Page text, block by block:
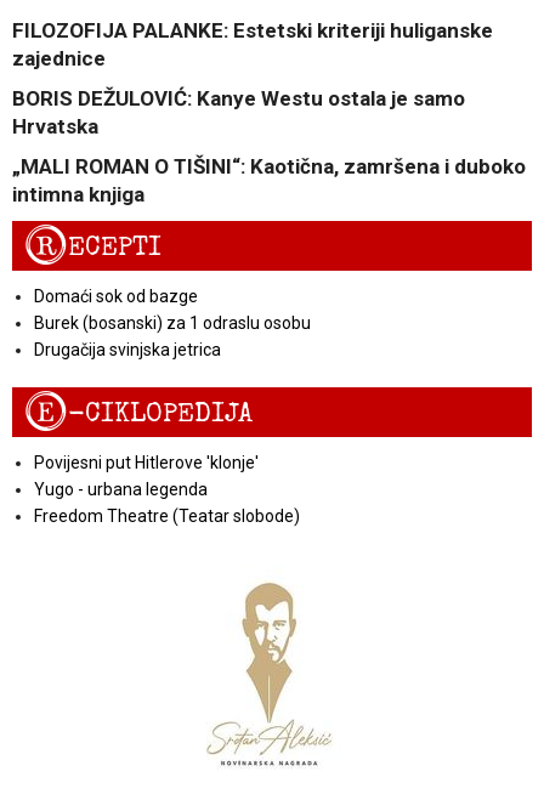
FILOZOFIJA PALANKE: Estetski kriteriji huliganske
zajednice
BORIS DEŽULOVIĆ: Kanye Westu ostala je samo
Hrvatska
„MALI ROMAN O TIŠINI“: Kaotična, zamršena i duboko
intimna knjiga
RECEPTI
Domaći sok od bazge
Burek (bosanski) za 1 odraslu osobu
Drugačija svinjska jetrica
E-CIKLOPEDIJA
Povijesni put Hitlerove 'klonje'
Yugo - urbana legenda
Freedom Theatre (Teatar slobode)